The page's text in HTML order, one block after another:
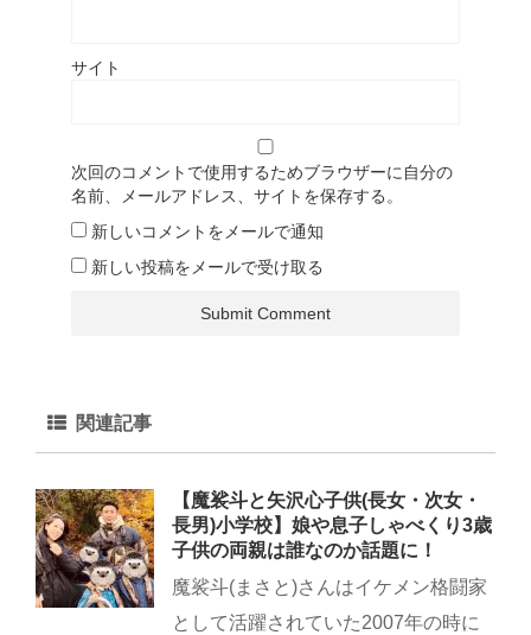
サイト
次回のコメントで使用するためブラウザーに自分の
名前、メールアドレス、サイトを保存する。
新しいコメントをメールで通知
新しい投稿をメールで受け取る
関連記事
【魔裟斗と矢沢心子供(長女・次女・
長男)小学校】娘や息子しゃべくり3歳
子供の両親は誰なのか話題に！
魔裟斗(まさと)さんはイケメン格闘家
として活躍されていた2007年の時に